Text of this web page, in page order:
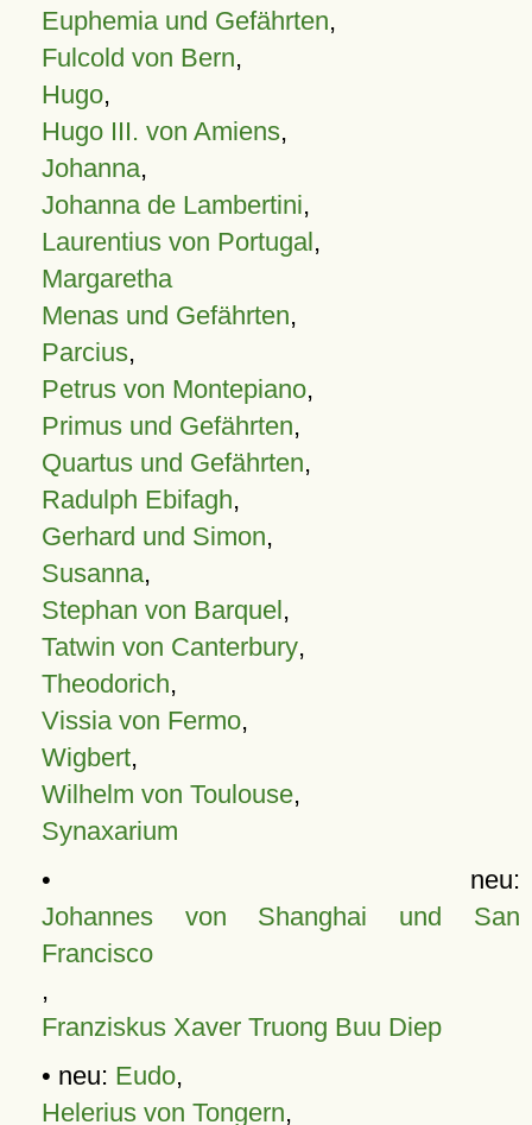
Euphemia und Gefährten,
Fulcold von Bern,
Hugo,
Hugo III. von Amiens,
Johanna,
Johanna de Lambertini,
Laurentius von Portugal,
Margaretha
Menas und Gefährten,
Parcius,
Petrus von Montepiano,
Primus und Gefährten,
Quartus und Gefährten,
Radulph Ebifagh,
Gerhard und Simon,
Susanna,
Stephan von Barquel,
Tatwin von Canterbury,
Theodorich,
Vissia von Fermo,
Wigbert,
Wilhelm von Toulouse,
Synaxarium
• neu:
Johannes von Shanghai und San
Francisco
,
Franziskus Xaver Truong Buu Diep
• neu: Eudo,
Helerius von Tongern,